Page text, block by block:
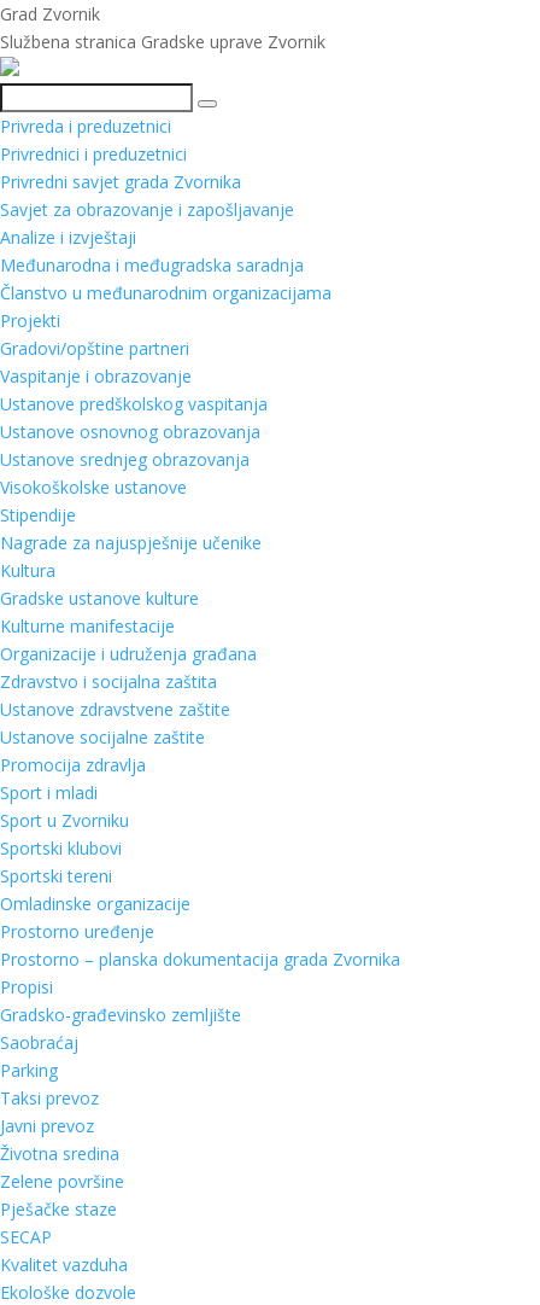
Grad Zvornik
Službena stranica Gradske uprave Zvornik
Pretraga
Privreda i preduzetnici
Privrednici i preduzetnici
Privredni savjet grada Zvornika
Savjet za obrazovanje i zapošljavanje
Analize i izvještaji
Međunarodna i međugradska saradnja
Članstvo u međunarodnim organizacijama
Projekti
Gradovi/opštine partneri
Vaspitanje i obrazovanje
Ustanove predškolskog vaspitanja
Ustanove osnovnog obrazovanja
Ustanove srednjeg obrazovanja
Visokoškolske ustanove
Stipendije
Nagrade za najuspješnije učenike
Kultura
Gradske ustanove kulture
Kulturne manifestacije
Organizacije i udruženja građana
Zdravstvo i socijalna zaštita
Ustanove zdravstvene zaštite
Ustanove socijalne zaštite
Promocija zdravlja
Sport i mladi
Sport u Zvorniku
Sportski klubovi
Sportski tereni
Omladinske organizacije
Prostorno uređenje
Prostorno – planska dokumentacija grada Zvornika
Propisi
Gradsko-građevinsko zemljište
Saobraćaj
Parking
Taksi prevoz
Javni prevoz
Životna sredina
Zelene površine
Pješačke staze
SECAP
Kvalitet vazduha
Ekološke dozvole